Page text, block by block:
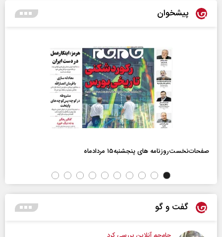
پیشخوان
صفحات‌نخست‌روزنامه ها‌ی پنجشنبه‌۱۵ مردادماه
گفت و گو